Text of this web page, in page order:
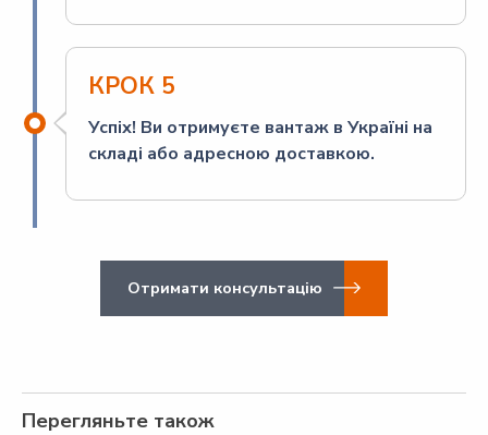
КРОК 5
Успіх! Ви отримуєте вантаж в Україні на
складі або адресною доставкою.
Отримати консультацію
Перегляньте також